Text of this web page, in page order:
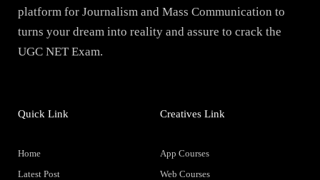
platform for Journalism and Mass Communication to
turns your dream into reality and assure to crack the
UGC NET Exam.
Quick Link
Home
Latest Post
Creatives Link
App Courses
Web Courses